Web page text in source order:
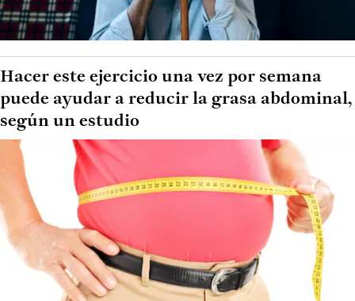
Hacer este ejercicio una vez por semana
puede ayudar a reducir la grasa abdominal,
según un estudio